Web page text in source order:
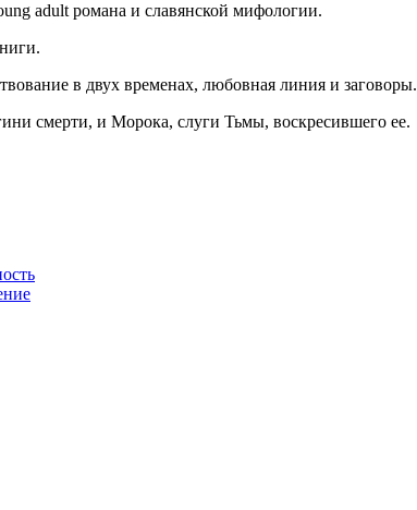
adult романа и славянской мифологии.
в двух временах, любовная линия и заговоры.
смерти, и Морока, слуги Тьмы, воскресившего ее.